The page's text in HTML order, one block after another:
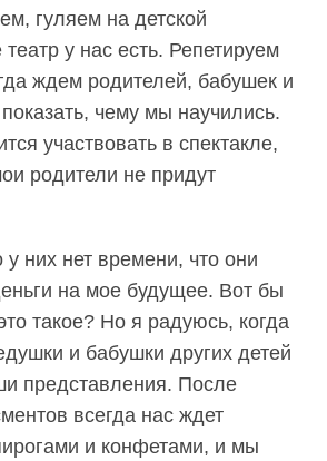
гуляем на детской
у нас есть. Репетируем
ждем родителей, бабушек и
чему мы научились.
участвовать в спектакле,
родители не придут
у них нет времени, что они
на мое будущее. Вот бы
такое? Но я радуюсь, когда
и бабушки других детей
представления. После
всегда нас ждет
и конфетами, и мы